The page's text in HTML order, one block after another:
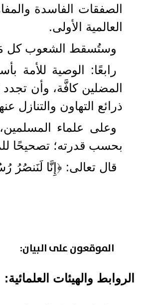
الصفقات الفاسدة
العالمية الأولى.
وستُسقط الشعوب كل مَن
رابعًا: الوصية للأمة
المضلين كافَّة، وأن
ذرائع التهاون والتنازل
وعلى علماء
بحسب قدرته؛ تصحيحًا
قال تعالى: ﴿إِنَّا لَنَنصُرُ
الموقعون على البيان:
الروابط والهيئات العلمائية: